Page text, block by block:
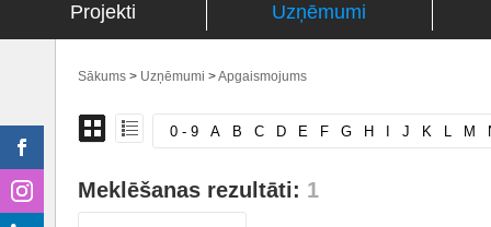
Projekti Uzņēmumi
Sākums > Uzņēmumi >Apgaismojums
0 - 9 A B C D E F G H J K L M
Meklēšanas rezultāti: 1